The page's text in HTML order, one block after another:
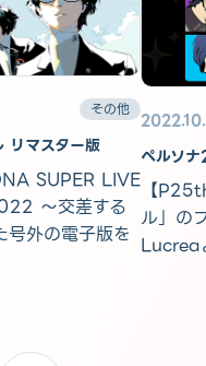
その他
リマスター版
SUPER LIVE
～交差する
号外の電子版を
ペルソ
【
ル」の
Lucrea